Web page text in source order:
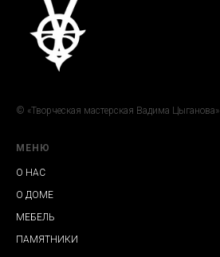
© «Творческая мастерская Вадима Цыганова»
МЕНЮ
О НАС
О ДОМЕ
МЕБЕЛЬ
ПАМЯТНИКИ